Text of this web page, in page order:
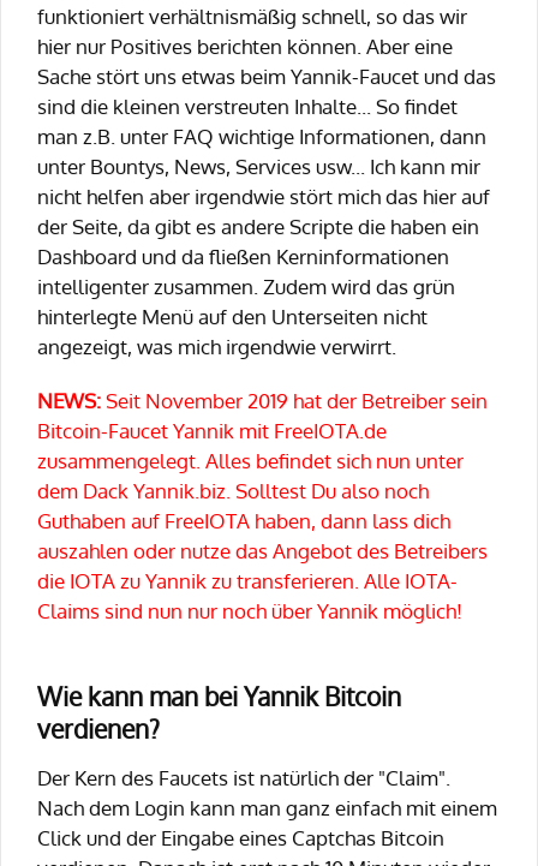
funktioniert verhältnismäßig schnell, so das wir
hier nur Positives berichten können. Aber eine
Sache stört uns etwas beim Yannik-Faucet und das
sind die kleinen verstreuten Inhalte... So findet
man z.B. unter FAQ wichtige Informationen, dann
unter Bountys, News, Services usw... Ich kann mir
nicht helfen aber irgendwie stört mich das hier auf
der Seite, da gibt es andere Scripte die haben ein
Dashboard und da fließen Kerninformationen
intelligenter zusammen. Zudem wird das grün
hinterlegte Menü auf den Unterseiten nicht
angezeigt, was mich irgendwie verwirrt.
NEWS:Seit November 2019 hat der Betreiber sein
Bitcoin-Faucet Yannik mit FreeIOTA.de
zusammengelegt. Alles befindet sich nun unter
dem Dack Yannik.biz. Solltest Du also noch
Guthaben auf FreeIOTA haben, dann lass dich
auszahlen oder nutze das Angebot des Betreibers
die IOTA zu Yannik zu transferieren. Alle IOTA-
Claims sind nun nur noch über Yannik möglich!
Wie kann man bei Yannik Bitcoin
verdienen?
Der Kern des Faucets ist natürlich der "Claim".
Nach dem Login kann man ganz einfach mit einem
Click und der Eingabe eines Captchas Bitcoin